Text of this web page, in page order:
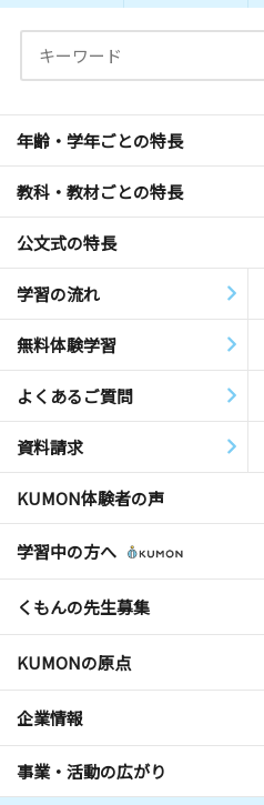
年齢・学年ごとの特長
教科・教材ごとの特長
公文式の特長
学習の流れ
無料体験学習
よくあるご質問
資料請求
KUMON体験者の声
学習中の方へ
くもんの先生募集
KUMONの原点
企業情報
事業・活動の広がり